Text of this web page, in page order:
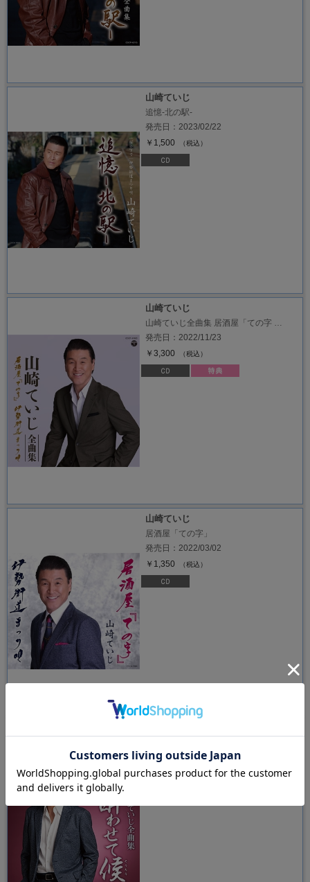
山崎ていじ
追憶‐北の駅‐
発売日：2023/02/22
￥1,500
（税込）
山崎ていじ
山崎ていじ全曲集 居酒屋「ての字 …
発売日：2022/11/23
￥3,300
（税込）
山崎ていじ
居酒屋「ての字」
発売日：2022/03/02
￥1,350
（税込）
発売日：2021/11/17
￥3,100 （税込）